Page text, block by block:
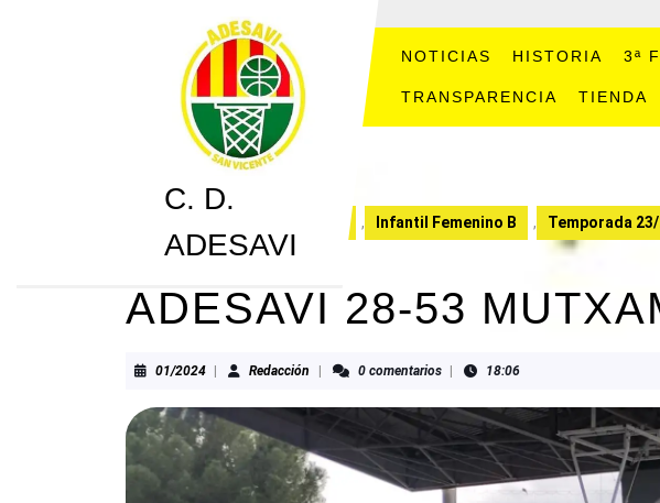
C. D.
ADESAVI
NOTICIAS HISTORIA 3ª
TRANSPARENCIA TIENDA
, Infantil Femenino B , Temporada
ADESAVI 28-53
01/202401/2024Redacción Redacción0 comentarios 18:06